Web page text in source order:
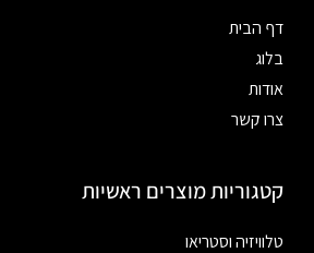
דף הבית
בלוג
אודות
צרו קשר
קטגוריות מוצרים ראשיות
טלוויזיה וסטריאו